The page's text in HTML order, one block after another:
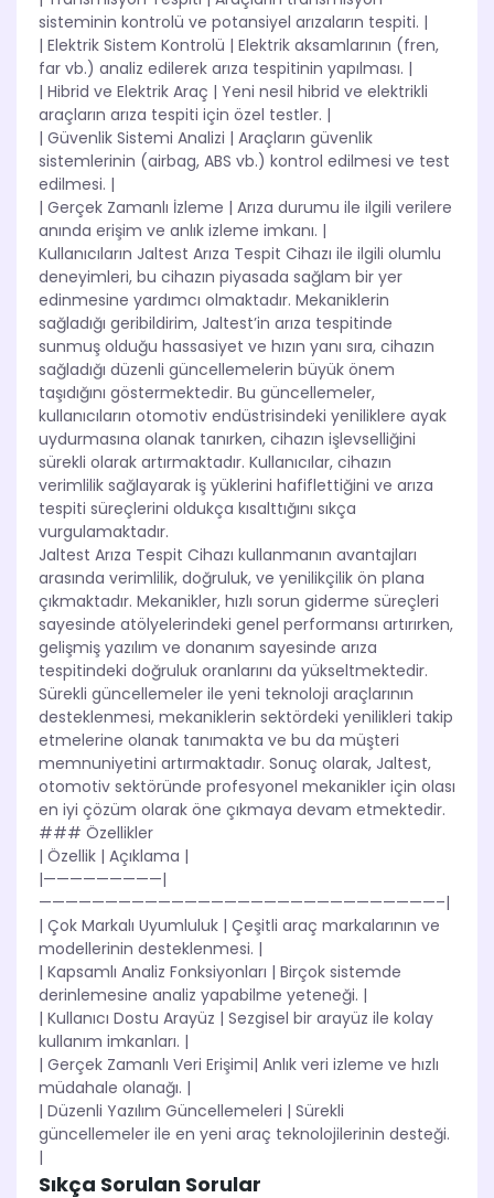
sisteminin kontrolü ve potansiyel arızaların tespiti. |
| Elektrik Sistem Kontrolü | Elektrik aksamlarının (fren,
far vb.) analiz edilerek arıza tespitinin yapılması. |
| Hibrid ve Elektrik Araç | Yeni nesil hibrid ve elektrikli
araçların arıza tespiti için özel testler. |
| Güvenlik Sistemi Analizi | Araçların güvenlik
sistemlerinin (airbag, ABS vb.) kontrol edilmesi ve test
edilmesi. |
| Gerçek Zamanlı İzleme | Arıza durumu ile ilgili verilere
anında erişim ve anlık izleme imkanı. |
Kullanıcıların Jaltest Arıza Tespit Cihazı ile ilgili olumlu
deneyimleri, bu cihazın piyasada sağlam bir yer
edinmesine yardımcı olmaktadır. Mekaniklerin
sağladığı geribildirim, Jaltest’in arıza tespitinde
sunmuş olduğu hassasiyet ve hızın yanı sıra, cihazın
sağladığı düzenli güncellemelerin büyük önem
taşıdığını göstermektedir. Bu güncellemeler,
kullanıcıların otomotiv endüstrisindeki yeniliklere ayak
uydurmasına olanak tanırken, cihazın işlevselliğini
sürekli olarak artırmaktadır. Kullanıcılar, cihazın
verimlilik sağlayarak iş yüklerini hafiflettiğini ve arıza
tespiti süreçlerini oldukça kısalttığını sıkça
vurgulamaktadır.
Jaltest Arıza Tespit Cihazı kullanmanın avantajları
arasında verimlilik, doğruluk, ve yenilikçilik ön plana
çıkmaktadır. Mekanikler, hızlı sorun giderme süreçleri
sayesinde atölyelerindeki genel performansı artırırken,
gelişmiş yazılım ve donanım sayesinde arıza
tespitindeki doğruluk oranlarını da yükseltmektedir.
Sürekli güncellemeler ile yeni teknoloji araçlarının
desteklenmesi, mekaniklerin sektördeki yenilikleri takip
etmelerine olanak tanımakta ve bu da müşteri
memnuniyetini artırmaktadır. Sonuç olarak, Jaltest,
otomotiv sektöründe profesyonel mekanikler için olası
en iyi çözüm olarak öne çıkmaya devam etmektedir.
### Özellikler
| Özellik | Açıklama |
|—————————|
——————————————————————————————–|
| Çok Markalı Uyumluluk | Çeşitli araç markalarının ve
modellerinin desteklenmesi. |
| Kapsamlı Analiz Fonksiyonları | Birçok sistemde
derinlemesine analiz yapabilme yeteneği. |
| Kullanıcı Dostu Arayüz | Sezgisel bir arayüz ile kolay
kullanım imkanları. |
| Gerçek Zamanlı Veri Erişimi| Anlık veri izleme ve hızlı
müdahale olanağı. |
| Düzenli Yazılım Güncellemeleri | Sürekli
güncellemeler ile en yeni araç teknolojilerinin desteği.
|
Sıkça Sorulan Sorular